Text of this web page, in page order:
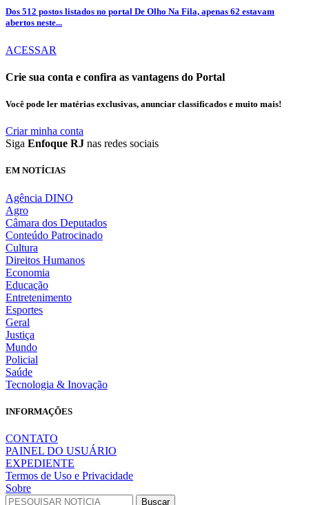
Dos 512 postos listados no portal De Olho Na Fila, apenas 62 estavam
abertos neste...
ACESSAR
Crie sua conta e confira as vantagens do Portal
Você pode ler matérias exclusivas, anunciar classificados e muito mais!
Criar minha conta
Siga Enfoque RJ nas redes sociais
EM NOTÍCIAS
Agência DINO
Agro
Câmara dos Deputados
Conteúdo Patrocinado
Cultura
Direitos Humanos
Economia
Educação
Entretenimento
Esportes
Geral
Justiça
Mundo
Policial
Saúde
Tecnologia & Inovação
INFORMAÇÕES
CONTATO
PAINEL DO USUÁRIO
EXPEDIENTE
Termos de Uso e Privacidade
Sobre